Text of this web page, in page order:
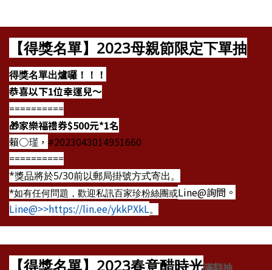
【得獎名單】2023母親節限定下單抽
得獎名單出爐囉！！！
恭喜以下1位幸運兒～
==========
🎁家樂福禮券$500元*1名
賴○瑾 ， #2023043014951660
==========
*獎品將於5/30前以郵局掛號方式寄出。
*如有任何問題，歡迎私訊百家珍粉絲團或Line@詢問。
Line@>>https://lin.ee/ykkPXkL。
【得獎名單】2023春意醋時光